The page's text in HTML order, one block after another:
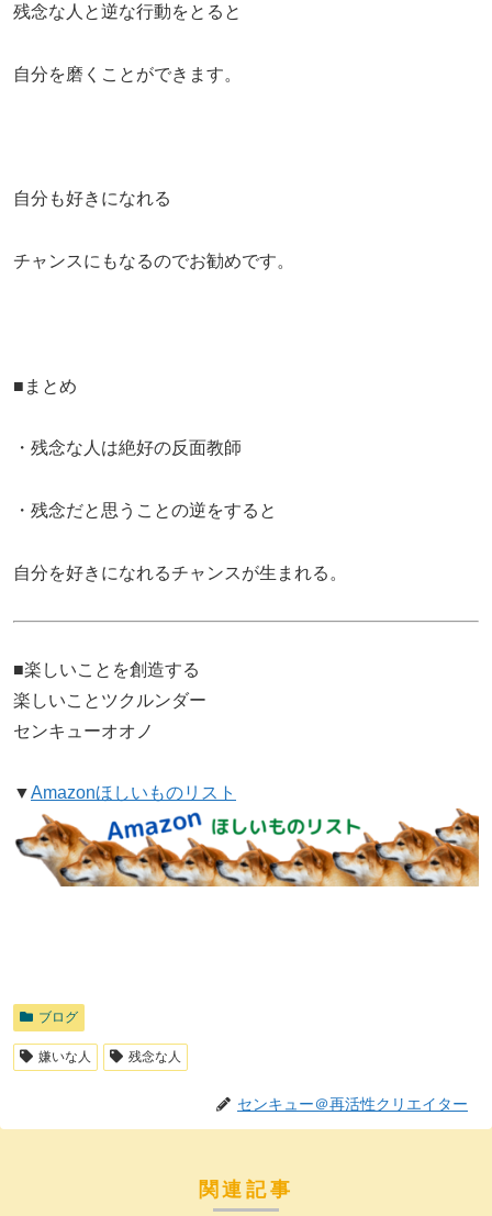
残念な人と逆な行動をとると
自分を磨くことができます。
自分も好きになれる
チャンスにもなるのでお勧めです。
■まとめ
・残念な人は絶好の反面教師
・残念だと思うことの逆をすると
自分を好きになれるチャンスが生まれる。
■楽しいことを創造する
楽しいことツクルンダー
センキューオオノ
▼Amazonほしいものリスト
ブログ
嫌いな人 残念な人
センキュー＠再活性クリエイター
関連記事